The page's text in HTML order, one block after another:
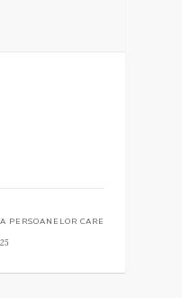
PERSOANELOR CARE